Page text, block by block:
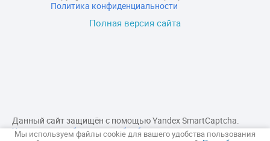
Полная версия сайта
Политика конфиденциальности
Данный сайт защищён с помощью Yandex SmartCaptcha.
Уведомление об условиях обработки данных сервисом
Мы используем файлы cookie для вашего удобства пользования